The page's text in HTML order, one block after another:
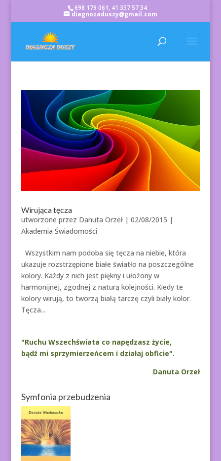
698 179 061, 41 357 57 34
diagnozaduszy@gmail.com
Wirująca tęcza
utworzone przez Danuta Orzeł| 02/08/2015 |
Akademia Świadomości
Wszystkim nam podoba się tęcza na niebie, która
ukazuje rozstrzępione białe światło na poszczególne
kolory. Każdy z nich jest piękny i ułożony w
harmonijnej, zgodnej z naturą kolejności. Kiedy te
kolory wirują, to tworzą białą tarczę czyli biały kolor.
Tęcza...
"Ruchu Wszechświata co napędzasz życie,
bądź mi sprzymierzeńcem i działaj obficie".
Danuta Orzeł
Symfonia przebudzenia